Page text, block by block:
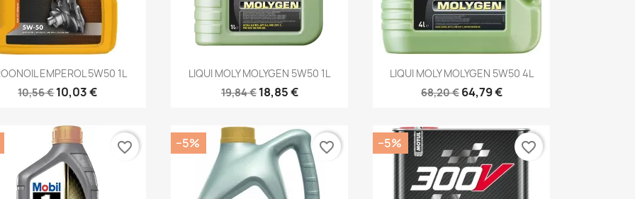
 Kiirvaade
EMPEROL 5W50 1L
10,56 €10,03 €
Kiirvaade
LIQUI MOLY MOLYGEN 5W50 1L
19,84 € 18,85 €
Kiirvaade
LIQUI MOLY MOLYGEN 5W50 4L
68,20 € 64,79 €
favorite_border −5% favorite_border −5% favorite_border